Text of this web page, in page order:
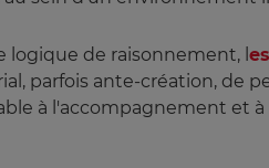
logique de raisonnement, l
parfois ante-création, de
à l'accompagnement et